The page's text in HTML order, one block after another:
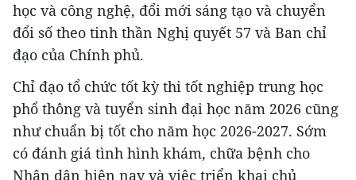
học và công nghệ, đổi mới sáng tạo và chuyển
đổi số theo tinh thần Nghị quyết 57 và Ban chỉ
đạo của Chính phủ.
Chỉ đạo tổ chức tốt kỳ thi tốt nghiệp trung học
phổ thông và tuyển sinh đại học năm 2026 cũng
như chuẩn bị tốt cho năm học 2026-2027. Sớm
có đánh giá tình hình khám, chữa bệnh cho
Nhân dân hiện nay và việc triển khai chủ